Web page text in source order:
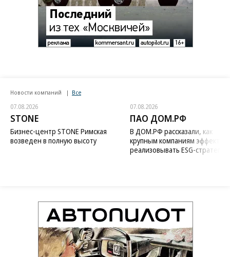
Новости компаний Все
07.08.2026
STONE
Бизнес-центр STONE Римская
возведен в полную высоту
07.08.2026
ПАО ДОМ.РФ
В ДОМ.РФ рассказали, как
крупным компаниям
реализовывать ESG-стратегию